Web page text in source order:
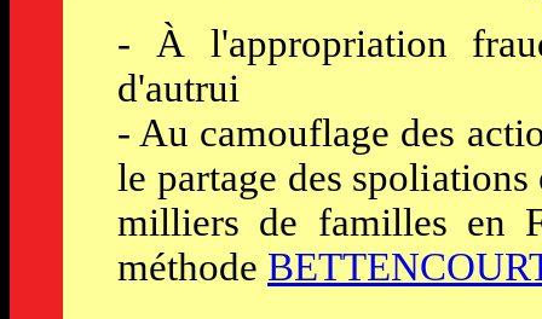
- À l'appropriation
d'autrui
- Au camouflage des
le partage des
milliers de familles en
méthode